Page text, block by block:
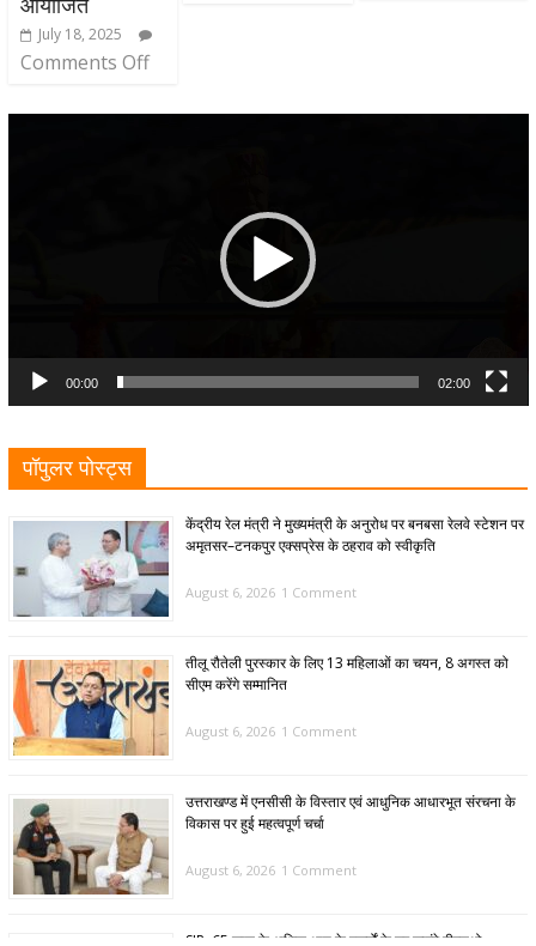
July 18, 2025
Comments Off
00:00 02:00
पॉपुलर पोस्ट्स
केंद्रीय रेल मंत्री ने मुख्यमंत्री के अनुरोध पर बनबसा रेलवे स्टेशन पर
अमृतसर–टनकपुर एक्सप्रेस के ठहराव को स्वीकृति
August 6, 2026 1 Comment
तीलू रौतेली पुरस्कार के लिए 13 महिलाओं का चयन, 8 अगस्त को
सीएम करेंगे सम्मानित
August 6, 2026 1 Comment
उत्तराखण्ड में एनसीसी के विस्तार एवं आधुनिक आधारभूत संरचना के
विकास पर हुई महत्वपूर्ण चर्चा
August 6, 2026 1 Comment
SIR: 65 साल के अधिक आयु के बुजुर्गों के घर जाएंगे बीएलओ